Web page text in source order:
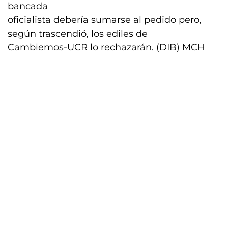
bancada
oficialista debería sumarse al pedido pero,
según trascendió, los ediles de
Cambiemos-UCR lo rechazarán. (DIB) MCH